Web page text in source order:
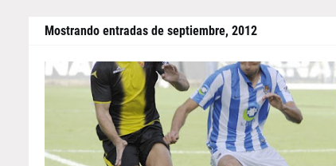
Mostrando entradas de septiembre, 2012